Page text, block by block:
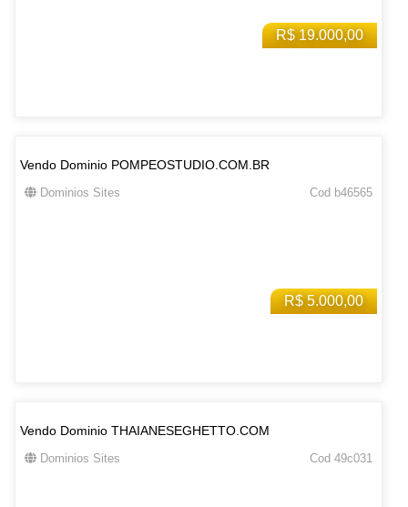
R$ 19.000,00
R$ 5.000,00
Vendo Dominio POMPEOSTUDIO.COM.BR
Dominios Sites Cod b46565
Vendo Dominio THAIANESEGHETTO.COM
Dominios Sites Cod 49c031